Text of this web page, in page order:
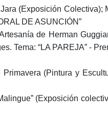
(Exposición Colectiva);
DE ASUNCIÓN”
de Herman
Tema: “LA PAREJA” -
(Pintura y
(Exposición